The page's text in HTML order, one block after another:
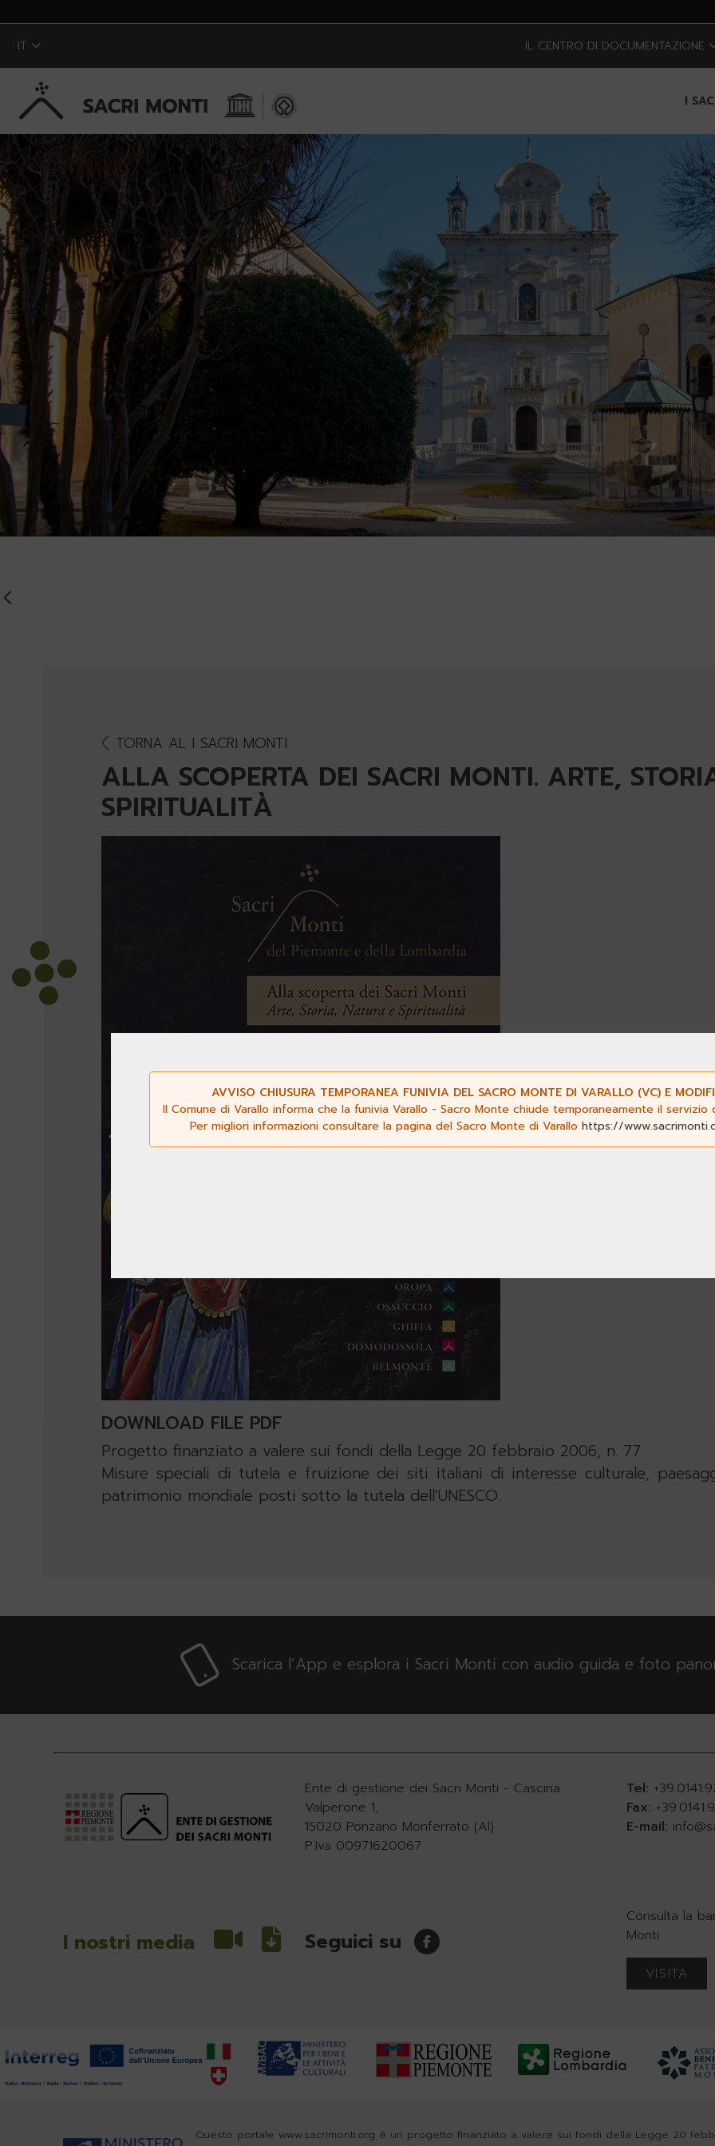
Skip to Main Content
IT IL CENTRO DI DOCUMENTAZIONE
I
TORNA AL I SACRI MONTI
ALLA SCOPERTA DEI SACRI MONTI. ARTE,
SPIRITUALITÀ
DOWNLOAD FILE PDF
Progetto finanziato a valere sui fondi della Legge 20 febbraio 2006, n. 77
Misure speciali di tutela e fruizione dei siti italiani di interesse culturale,
patrimonio mondiale posti sotto la tutela dell'UNESCO.
Scarica l’App e esplora i Sacri Monti con audio guida e foto
Ente di gestione dei Sacri Monti - Cascina
Valperone 1,
15020 Ponzano Monferrato (Al)
P.Iva 00971620067
Tel:
Fax:
E-mail:
I nostri media Seguici su
Consulta la
Monti
VISITA
Questo portale www.sacrimonti.org è un progetto finanziato a valere sui fondi della Legge 20
AVVISO CHIUSURA TEMPORANEA FUNIVIA DEL SACRO MONTE DI VARALLO (VC) E
Il Comune di Varallo informa che la funivia Varallo - Sacro Monte chiude temporaneamente il
Per migliori informazioni consultare la pagina del Sacro Monte di Varallo https://